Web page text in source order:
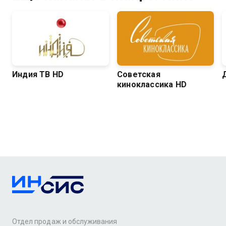
Индия ТВ HD
Советская
киноклассика HD
Отдел продаж и обслуживания